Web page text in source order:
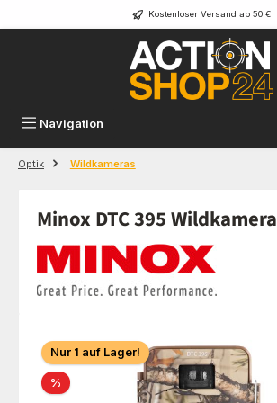
Zum Hauptinhalt springen Kostenloser Versand ab 50 €
Navigation
Optik Wildkameras
Minox DTC 395 Wildkamera
Bildergalerie überspringen
Nur 1 auf Lager!
% Rabatt